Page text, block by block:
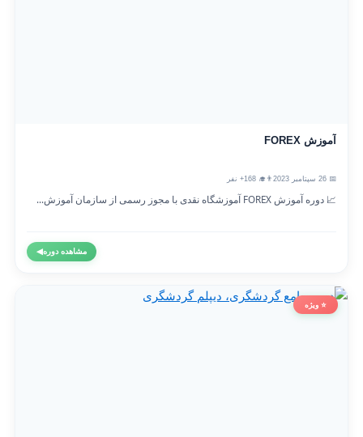
آموزش FOREX
👨‍🎓 168+ نفر
📈 دوره آموزش FOREX آموزشگاه نقدی با مجوز رسمی از سازمان آموزش...
مشاهده دوره◀
⭐ ویژه